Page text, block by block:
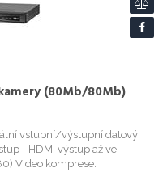
(80Mb/80Mb)
vstupní/výstupní datový
- HDMI výstup až ve
Video komprese: